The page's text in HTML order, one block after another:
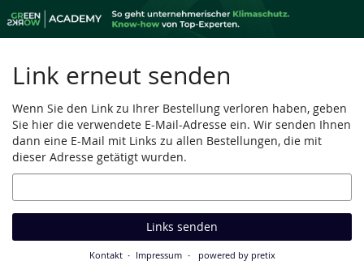
Zum
Haupt-
springen
Link erneut senden
Wenn Sie den Link zu Ihrer Bestellung verloren haben, geben
Sie hier die verwendete E-Mail-Adresse ein. Wir senden Ihnen
dann eine E-Mail mit Links zu allen Bestellungen, die mit
dieser Adresse getätigt wurden.
E-
Mail
Links senden
Kontakt Impressum powered by pretix